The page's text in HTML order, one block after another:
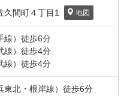
久間町４丁目 1 地図
線） 徒歩6分
線） 徒歩4分
線） 徒歩4分
東北・根岸線） 徒歩6分